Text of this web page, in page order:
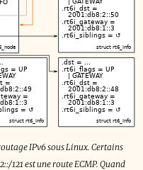
IPv6 sous Linux. Certains
121 est une route ECMP. Quand